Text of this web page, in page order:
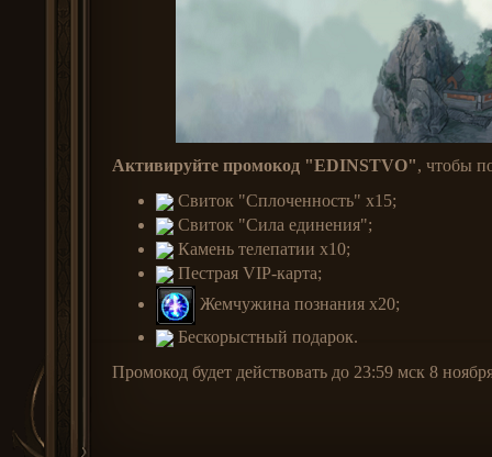
Активируйте промокод "EDINSTVO", чтобы
Свиток "Сплоченность" x15;
Свиток "Сила единения";
Камень телепатии x10;
Пестрая VIP-карта;
Жемчужина познания x20;
Бескорыстный подарок.
Промокод будет действовать до 23:59 мск 8